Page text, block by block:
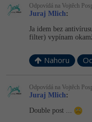
Odpovídá na Vojtěch
Juraj Mlich:
Ja idem bez
filter) vypínam
Nahoru
Odpovídá na Vojtěch
Juraj Mlich:
Double post ...